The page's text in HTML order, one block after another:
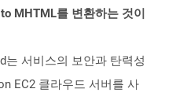
MHTML를 변환하는 것이
는 서비스의 보안과 탄력성
EC2 클라우드 서버를 사